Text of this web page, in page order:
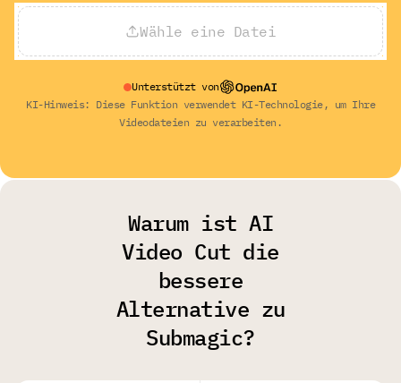
Wähle eine Datei
Unterstützt von
KI-Hinweis: Diese Funktion verwendet KI-Technologie, um Ihre
Videodateien zu verarbeiten.
Warum ist AI
Video Cut die
bessere
Alternative zu
Submagic?